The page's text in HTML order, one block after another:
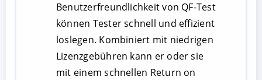
Benutzerfreundlichkeit von QF-Test
können Tester schnell und effizient
loslegen. Kombiniert mit niedrigen
Lizenzgebühren kann er oder sie
mit einem schnellen Return on